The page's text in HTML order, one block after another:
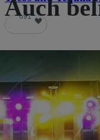
691
Auch